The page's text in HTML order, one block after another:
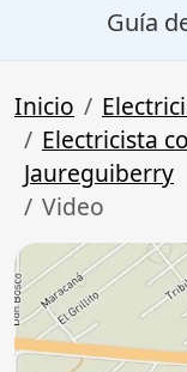
Guía
Inicio
Electricista
Jaureguiberry
Video